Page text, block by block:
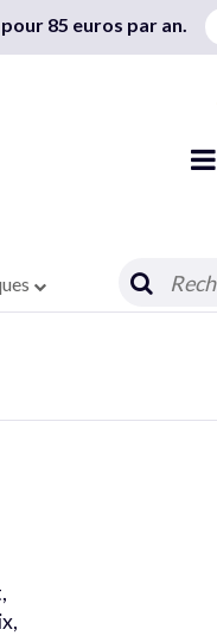
85 euros par an.